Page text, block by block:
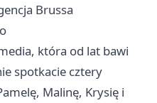
Brussa
która od lat bawi
spotkacie cztery
Malinę, Krysię i